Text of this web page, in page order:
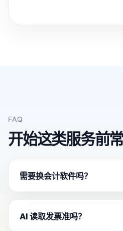
FAQ
开始这类服务前
需要换会计软件吗？
AI 读取发票准吗？